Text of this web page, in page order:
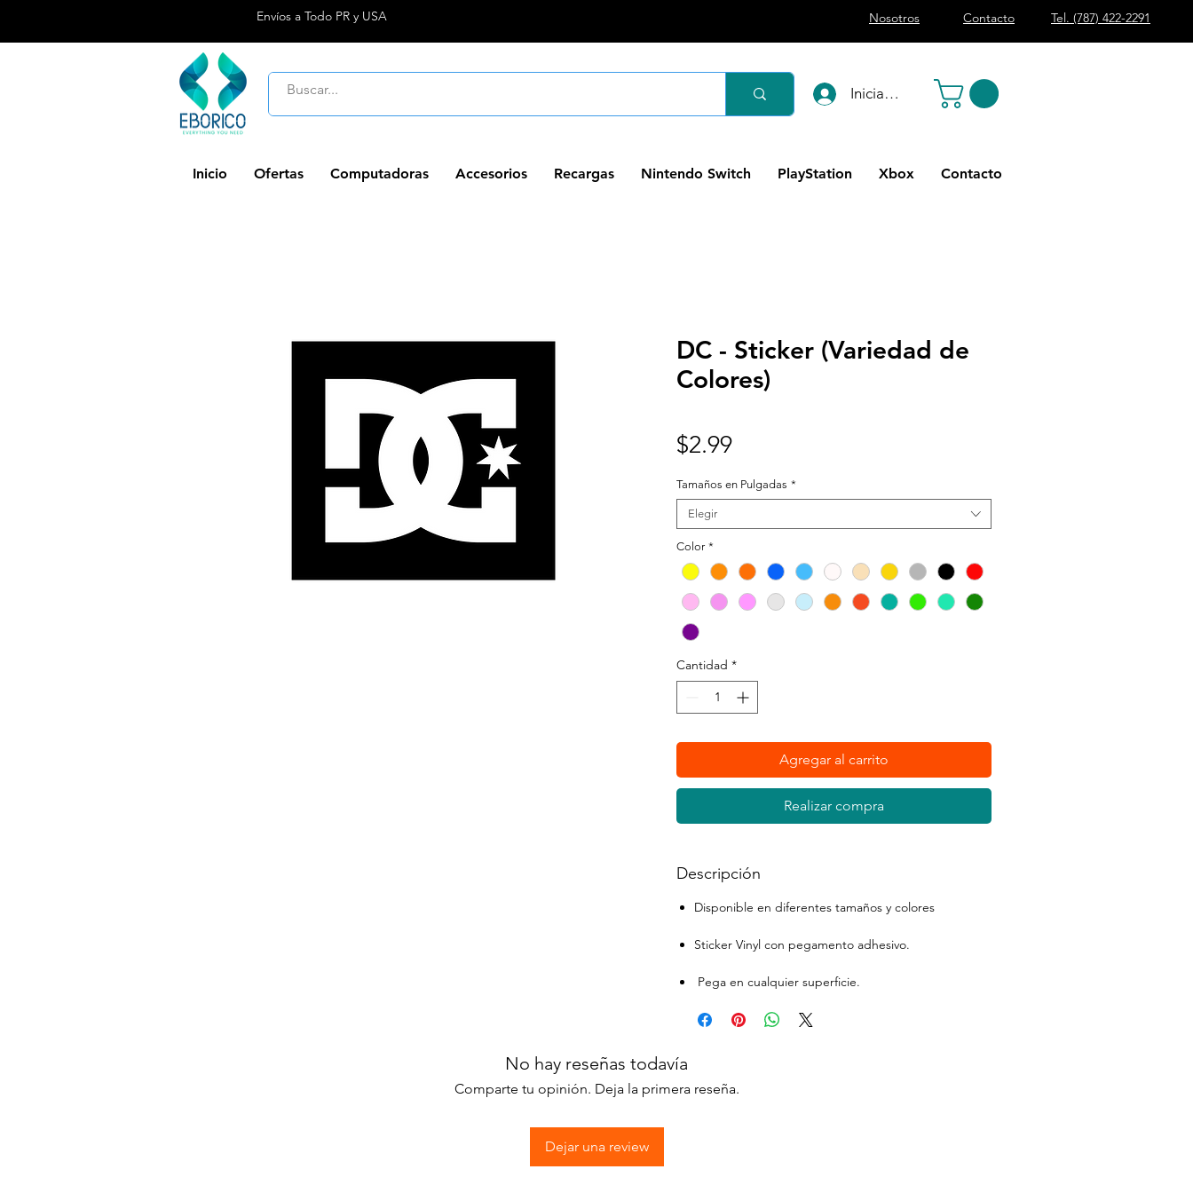
Envíos a Todo PR y USA Nosotros Contacto Tel. (787) 422-2291
Iniciar sesión
Inicio Ofertas Computadoras Accesorios Recargas Nintendo Switch PlayStation Xbox Contacto
DC - Sticker (Variedad de
Colores)
$2.99Precio
Tamaños en Pulgadas *
Elegir
Color *
Cantidad *
Agregar al carrito
Realizar compra
Descripción
Disponible en diferentes tamaños y colores
Sticker Vinyl con pegamento adhesivo.
Pega en cualquier superficie.
No hay reseñas todavía
Comparte tu opinión. Deja la primera reseña.
Dejar una review